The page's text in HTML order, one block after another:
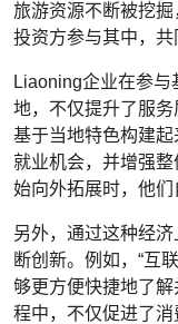
旅游资源不断被挖
投资方参与其中，共
Liaoning企业在参
地，不仅提升了服
基于当地特色构建
就业机会，并增强
始向外拓展时，他们
另外，通过这种经
断创新。例如，“互
够更方便快捷地了
程中，不仅促进了